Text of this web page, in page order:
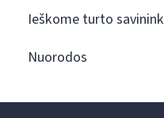
Ieškome turto
Nuorodos